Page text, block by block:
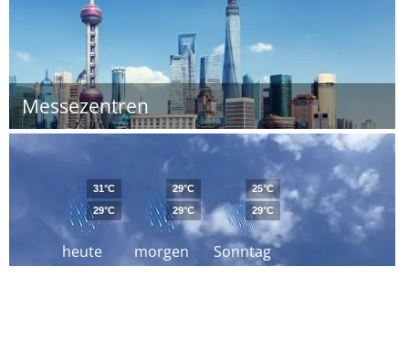
Messezentren
heute
31°C
29°C
morgen
29°C
29°C
Sonntag
25°C
29°C